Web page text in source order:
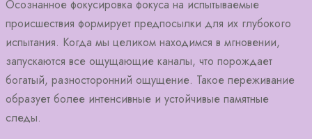
Осознанное фокусировка фокуса на испытываемые
происшествия формирует предпосылки для их глубокого
испытания. Когда мы целиком находимся в мгновении,
запускаются все ощущающие каналы, что порождает
богатый, разносторонний ощущение. Такое переживание
образует более интенсивные и устойчивые памятные
следы.